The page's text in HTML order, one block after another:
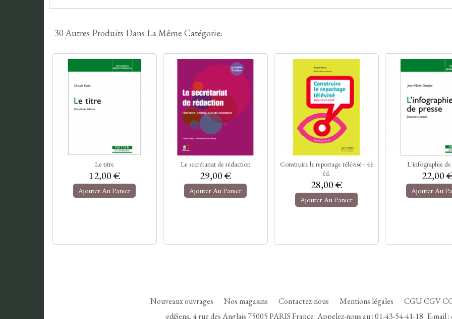
30 Autres Produits Dans La Même Catégorie:
Le titre
12,00 €
Ajouter Au Panier
Le secrétariat de rédaction
29,00 €
Ajouter Au Panier
Construire le reportage télévisé - 4è
éd.
28,00 €
Ajouter Au Panier
L'infographie de
22,00
Ajouter Au
Nouveaux ouvrages
Nos magasins Contactez-nous Mentions légales CGU CGV
ediSens, 4 rue des Anglais 75005 PARIS France Appelez-nous au :01-43-54-41-18 E-mail :